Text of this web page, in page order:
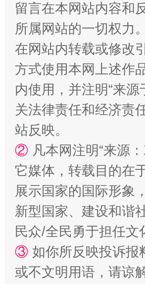
阿坝州三大球赛在茂县开幕
国家大学科技园优化重塑工作
扯下公款旅游的“隐身衣”
留言在本网站内容和
所属网站的一切权力
在网站内转载或修改
方式使用本网上述作
内使用，并注明“来
关法律责任和经济责
站反映。
② 凡本网注明“来源
它媒体，转载目的在
展示国家的国际形象
新型国家、建设和谐
民众/全民勇于担任
③ 如你所反映投诉报
或不文明用语，请谅